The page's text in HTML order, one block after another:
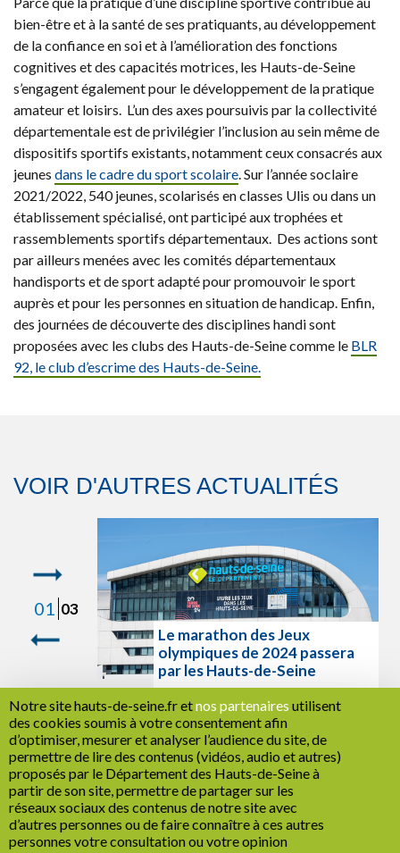
bien-être et à la santé de ses pratiquants, au développement
de la confiance en soi et à l’amélioration des fonctions
cognitives et des capacités motrices, les Hauts-de-Seine
s’engagent également pour le développement de la pratique
amateur et loisirs. L’un des axes poursuivis par la collectivité
départementale est de privilégier l’inclusion au sein même de
dispositifs sportifs existants, notamment ceux consacrés aux
jeunes dans le cadre du sport scolaire . Sur l’année soclaire
2021/2022, 540 jeunes, scolarisés en classes Ulis ou dans un
établissement spécialisé, ont participé aux trophées et
rassemblements sportifs départementaux. Des actions sont
par ailleurs menées avec les comités départementaux
handisports et de sport adapté pour promouvoir le sport
auprès et pour les personnes en situation de handicap. Enfin,
des journées de découverte des disciplines handi sont
proposées avec les clubs des Hauts-de-Seine comme le BLR
92, le club d’escrime des Hauts-de-Seine.
VOIR D'AUTRES ACTUALITÉS
03
sportifs
Le marathon des Jeux
olympiques de 2024 passera
par les Hauts-de-Seine
LIRE LA SUITE
1
RETOUR
Notre site hauts-de-seine.fr etnos partenaires utilisent
des cookies soumis à votre consentement afin
d’optimiser, mesurer et analyser l’audience du site, de
permettre de lire des contenus (vidéos, audio et autres)
proposés par le Département des Hauts-de-Seine à
partir de son site, permettre de partager sur les
réseaux sociaux des contenus de notre site avec
d’autres personnes ou de faire connaître à ces autres
personnes votre consultation ou votre opinion